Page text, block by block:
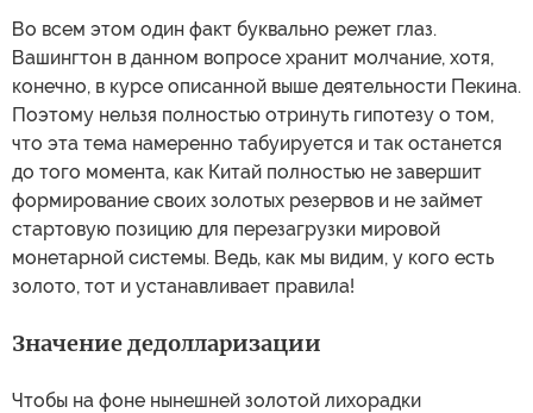
Во всем этом один факт буквально режет глаз.
Вашингтон в данном вопросе хранит молчание, хотя,
конечно, в курсе описанной выше деятельности Пекина.
Поэтому нельзя полностью отринуть гипотезу о том,
что эта тема намеренно табуируется и так останется
до того момента, как Китай полностью не завершит
формирование своих золотых резервов и не займет
стартовую позицию для перезагрузки мировой
монетарной системы. Ведь, как мы видим, у кого есть
золото, тот и устанавливает правила!
Значение дедолларизации
Чтобы на фоне нынешней золотой лихорадки